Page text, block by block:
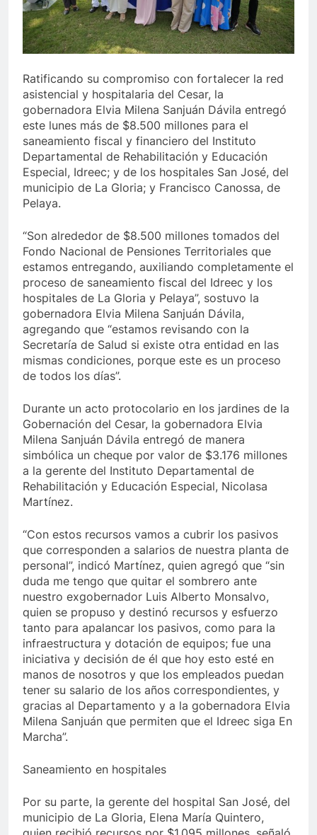
último de Berosca y Jesús Vides Con éxito
3 Años Ago
docente que abusó sexualmente de niña de 13 años
Ratificando su compromiso con fortalecer la red
asistencial y hospitalaria del Cesar, la
gobernadora Elvia Milena Sanjuán Dávila entregó
este lunes más de $8.500 millones para el
saneamiento fiscal y financiero del Instituto
Departamental de Rehabilitación y Educación
Especial, Idreec; y de los hospitales San José, del
municipio de La Gloria; y Francisco Canossa, de
Pelaya.
“Son alrededor de $8.500 millones tomados del
Fondo Nacional de Pensiones Territoriales que
estamos entregando, auxiliando completamente el
proceso de saneamiento fiscal del Idreec y los
hospitales de La Gloria y Pelaya”, sostuvo la
gobernadora Elvia Milena Sanjuán Dávila,
agregando que “estamos revisando con la
Secretaría de Salud si existe otra entidad en las
mismas condiciones, porque este es un proceso
de todos los días”.
Durante un acto protocolario en los jardines de la
Gobernación del Cesar, la gobernadora Elvia
Milena Sanjuán Dávila entregó de manera
simbólica un cheque por valor de $3.176 millones
a la gerente del Instituto Departamental de
Rehabilitación y Educación Especial, Nicolasa
Martínez.
“Con estos recursos vamos a cubrir los pasivos
que corresponden a salarios de nuestra planta de
personal”, indicó Martínez, quien agregó que “sin
duda me tengo que quitar el sombrero ante
nuestro exgobernador Luis Alberto Monsalvo,
quien se propuso y destinó recursos y esfuerzo
tanto para apalancar los pasivos, como para la
infraestructura y dotación de equipos; fue una
iniciativa y decisión de él que hoy esto esté en
manos de nosotros y que los empleados puedan
tener su salario de los años correspondientes, y
gracias al Departamento y a la gobernadora Elvia
Milena Sanjuán que permiten que el Idreec siga En
Marcha”.
Saneamiento en hospitales
Por su parte, la gerente del hospital San José, del
municipio de La Gloria, Elena María Quintero,